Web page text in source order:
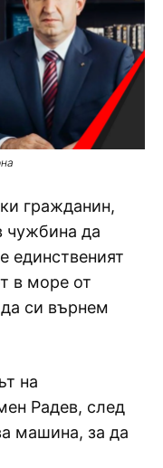
гражданин,
чужбина да
единственият
в море от
си върнем
на
Радев, след
машина, за да